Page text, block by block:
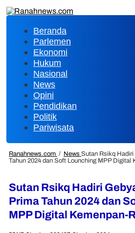
Beranda
Parlemen
Ekonomi
Hukum
Nasional
News
Opini
Pendidikan
Politik
Pariwisata
Ranahnews.com / News Sutan Rsikq
Tahun 2024 dan Soft Lounching MPP Digital
Sutan Rsikq Hadiri
Prima Tahun 2024 dan
MPP Digital Kemenpan-